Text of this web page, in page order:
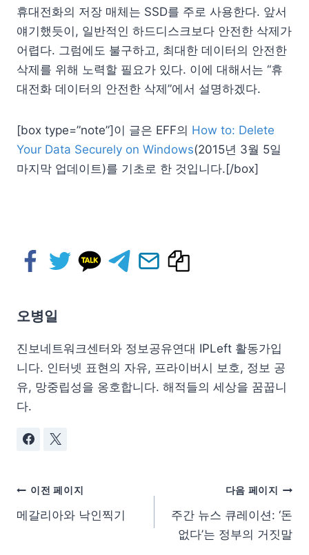
휴대전화의 저장 매체는 SSD를 주로 사용한다. 앞서
얘기했듯이, 일반적인 하드디스크보다 안전한 삭제가
어렵다. 그럼에도 불구하고, 최대한 데이터의 안전한
삭제를 위해 노력할 필요가 있다. 이에 대해서는 “휴
대전화 데이터의 안전한 삭제”에서 설명하겠다.
[box type=”note”]이 글은 EFF의 How to: Delete
Your Data Securely on Windows(2015년 3월 5일
마지막 업데이트)를 기초로 한 것입니다.[/box]
오병일
진보네트워크센터와 정보공유연대 IPLeft 활동가입
니다. 인터넷 표현의 자유, 프라이버시 보호, 정보 공
유, 망중립성을 옹호합니다. 해적들의 세상을 꿈꿉니
다.
이전 페이지
메갈리아와 낙인찍기
다음 페이지
주간 뉴스 큐레이션: ‘돈
없다’는 정부의 거짓말